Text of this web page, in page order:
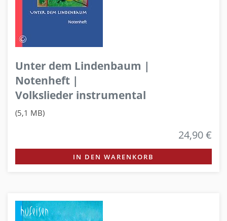
Unter dem Lindenbaum |
Notenheft |
Volkslieder instrumental
(5,1 MB)
24,90 €
IN DEN WARENKORB